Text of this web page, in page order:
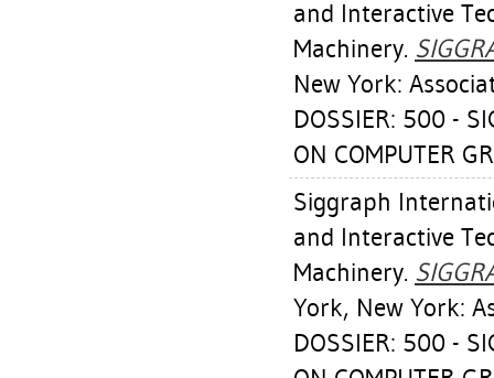
and Interactive
Machinery.
New York:
DOSSIER: 500 -
ON COMPUTER
Siggraph
and Interactive
Machinery.
York, New York:
DOSSIER: 500 -